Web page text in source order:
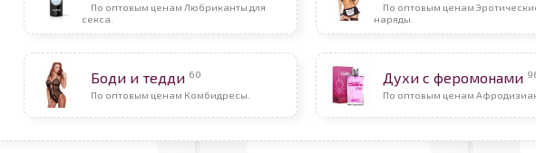
По оптовым ценам Любриканты для
секса.
По оптовым ценам
наряды.
Боди и тедди 60
По оптовым ценам Комбидресы.
Духи с феромонами
По оптовым ценам